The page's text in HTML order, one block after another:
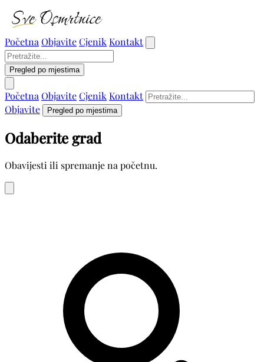
Početna ObjaviteCjenik Kontakt
Pregled po mjestima
Početna ObjaviteCjenik Kontakt
Objavite
Pregled po mjestima
Odaberite grad
Obavijesti ili spremanje na početnu.